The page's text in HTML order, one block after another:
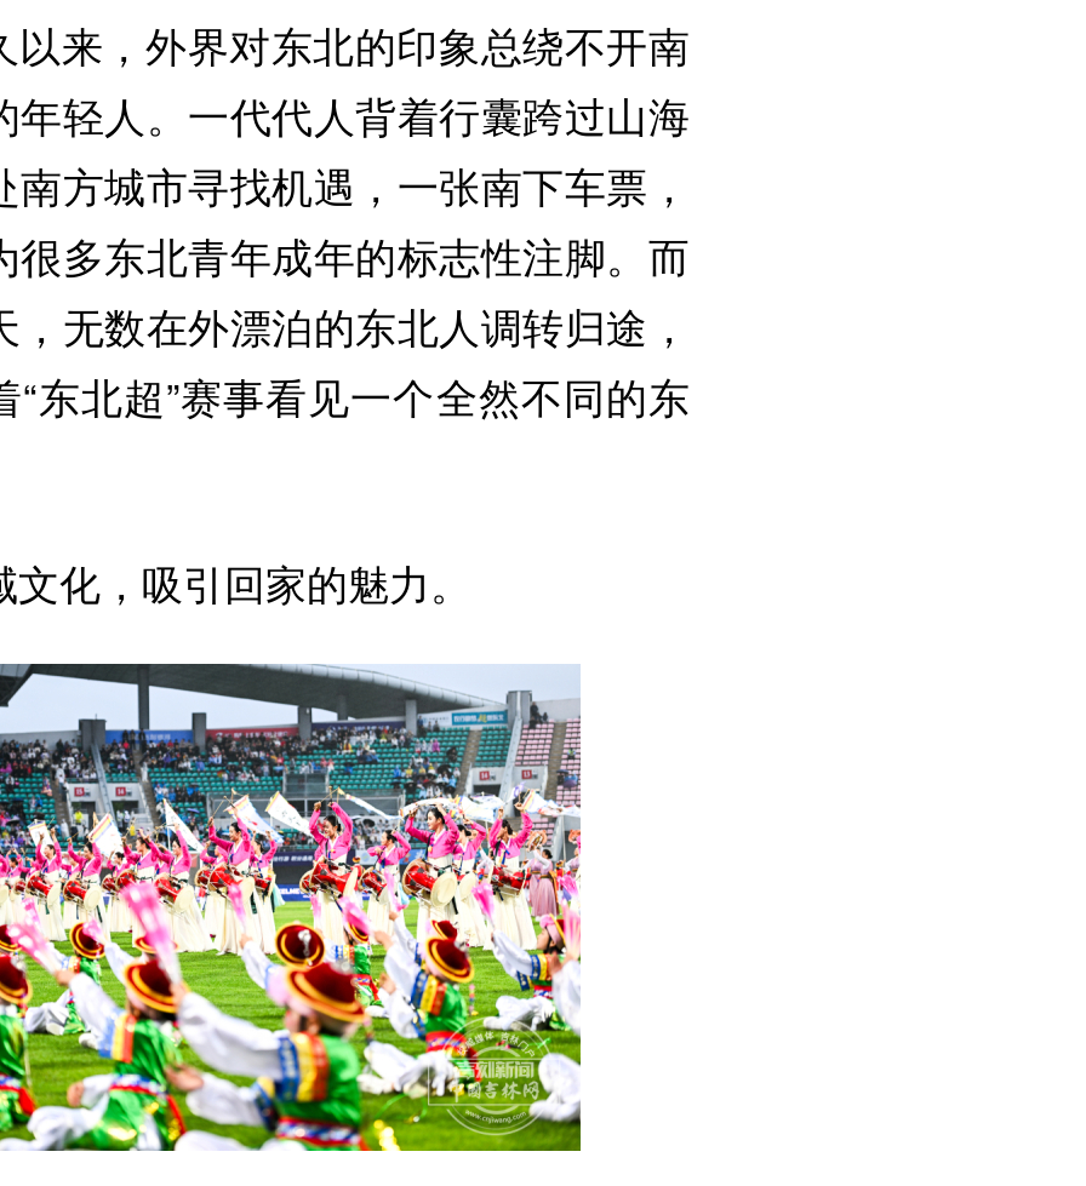
以来，外界对东北的印象总绕不开南
年轻人。一代代人背着行囊跨过山海
南方城市寻找机遇，一张南下车票，
很多东北青年成年的标志性注脚。而
，无数在外漂泊的东北人调转归途，
“东北超”赛事看见一个全然不同的东
文化，吸引回家的魅力。